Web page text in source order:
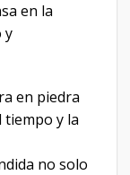
en la
y
en piedra
y la
no solo